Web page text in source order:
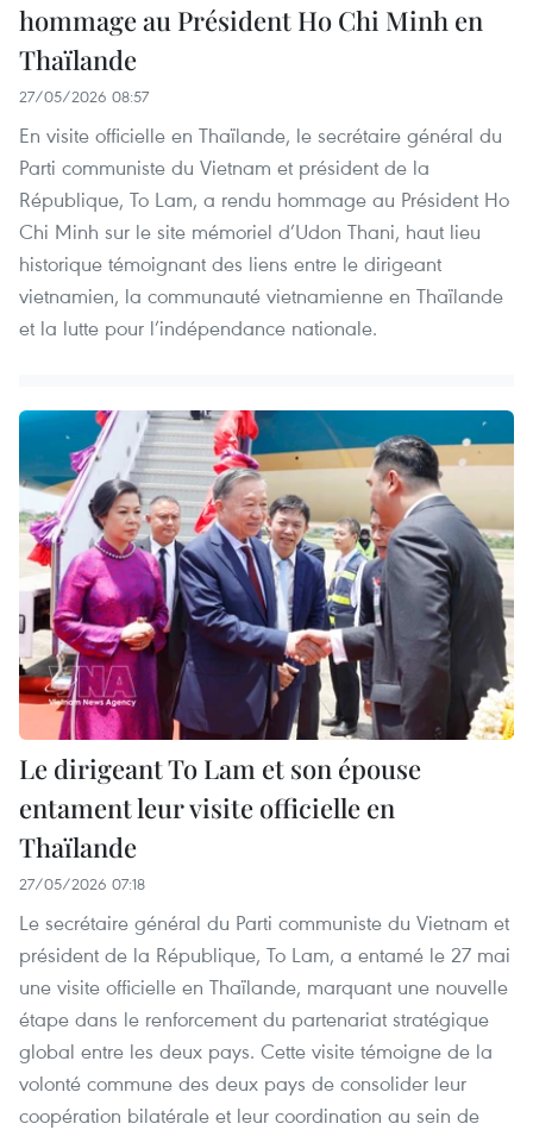
hommage au Président Ho Chi Minh en
Thaïlande
27/05/2026 08:57
En visite officielle en Thaïlande, le secrétaire général du
Parti communiste du Vietnam et président de la
République, To Lam, a rendu hommage au Président Ho
Chi Minh sur le site mémoriel d’Udon Thani, haut lieu
historique témoignant des liens entre le dirigeant
vietnamien, la communauté vietnamienne en Thaïlande
et la lutte pour l’indépendance nationale.
Le dirigeant To Lam et son épouse
entament leur visite officielle en
Thaïlande
27/05/2026 07:18
Le secrétaire général du Parti communiste du Vietnam et
président de la République, To Lam, a entamé le 27 mai
une visite officielle en Thaïlande, marquant une nouvelle
étape dans le renforcement du partenariat stratégique
global entre les deux pays. Cette visite témoigne de la
volonté commune des deux pays de consolider leur
coopération bilatérale et leur coordination au sein de